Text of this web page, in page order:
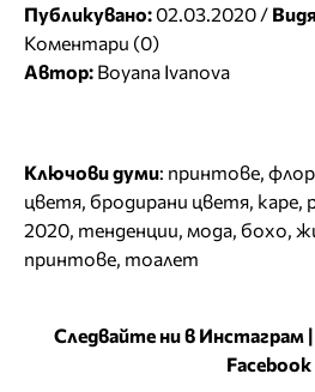
Публикувано: 02.03.2020 /
Коментари (0)
Автор: Boyana Ivanova
Ключови думи: принтове,
цветя, бродирани цветя, каре,
2020, тенденции, мода, бохо,
принтове, тоалет
Следвайте ни в Инстаграм |
Facebook